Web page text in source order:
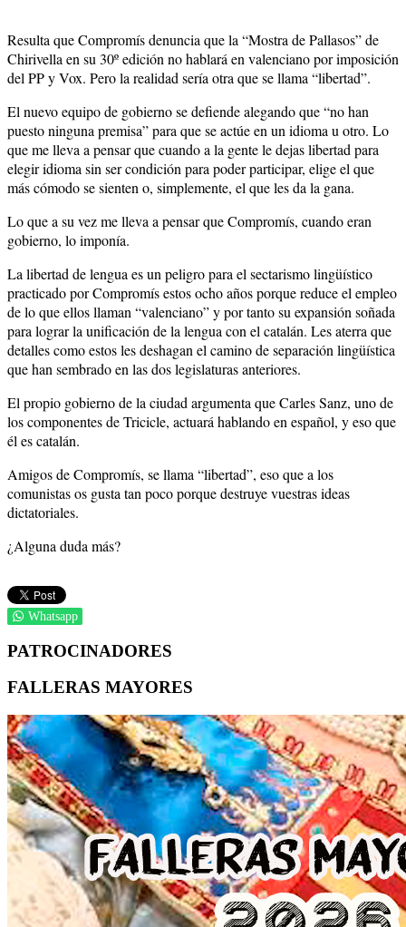
Resulta que Compromís denuncia que la “Mostra de Pallasos” de
Chirivella en su 30º edición no hablará en valenciano por imposición
del PP y Vox. Pero la realidad sería otra que se llama “libertad”.
El nuevo equipo de gobierno se defiende alegando que “no han
puesto ninguna premisa” para que se actúe en un idioma u otro. Lo
que me lleva a pensar que cuando a la gente le dejas libertad para
elegir idioma sin ser condición para poder participar, elige el que
más cómodo se sienten o, simplemente, el que les da la gana.
Lo que a su vez me lleva a pensar que Compromís, cuando eran
gobierno, lo imponía.
La libertad de lengua es un peligro para el sectarismo lingüístico
practicado por Compromís estos ocho años porque reduce el empleo
de lo que ellos llaman “valenciano” y por tanto su expansión soñada
para lograr la unificación de la lengua con el catalán. Les aterra que
detalles como estos les deshagan el camino de separación lingüística
que han sembrado en las dos legislaturas anteriores.
El propio gobierno de la ciudad argumenta que Carles Sanz, uno de
los componentes de Tricicle, actuará hablando en español, y eso que
él es catalán.
Amigos de Compromís, se llama “libertad”, eso que a los
comunistas os gusta tan poco porque destruye vuestras ideas
dictatoriales.
¿Alguna duda más?
Whatsapp
PATROCINADORES
FALLERAS MAYORES